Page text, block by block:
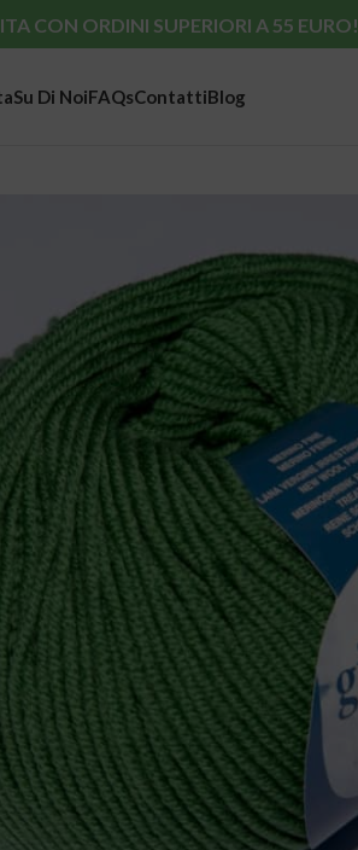
Su Di NoiFAQsContattiBlog
CON ORDINI SUPERIORI A 55 EURO!